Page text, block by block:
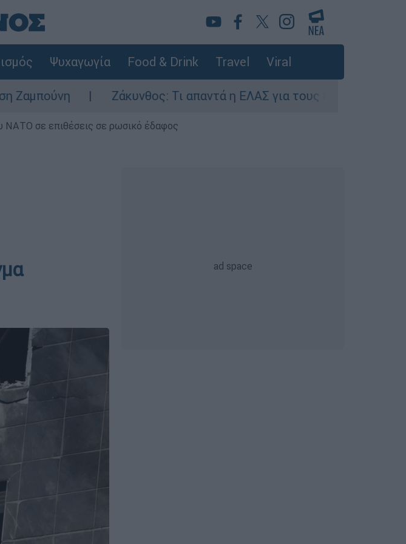
Ψυχαγωγία Food & Drink Travel Viral
Ζάκυνθος: Τι απαντά η ΕΛΑΣ για τους 8 βιασμούς τουριστριών -
ΝΑΤΟ σε επιθέσεις σε ρωσικό έδαφος